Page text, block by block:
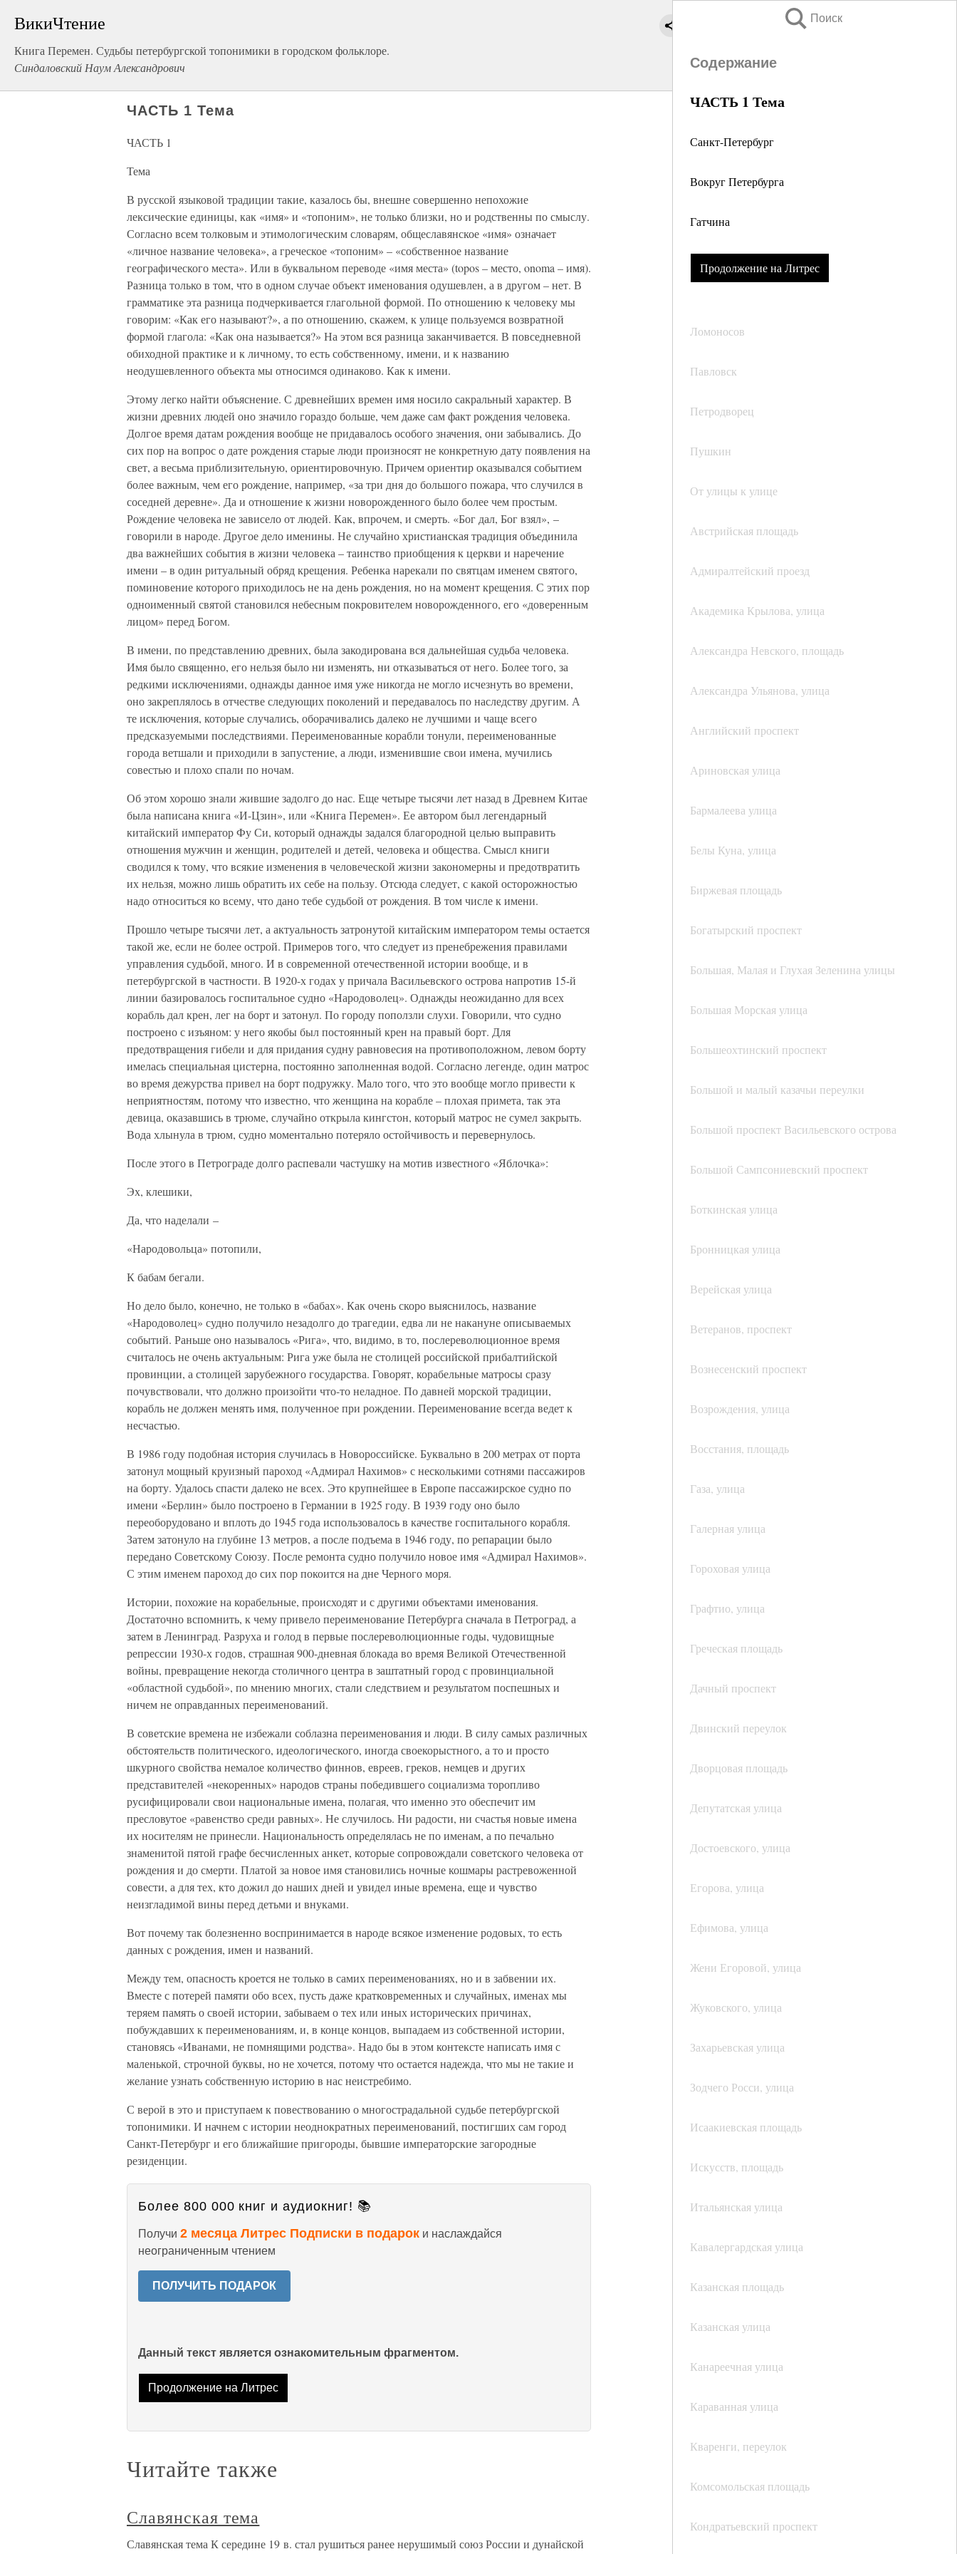
ВикиЧтение
Книга Перемен. Судьбы петербургской топонимики в городском фольклоре.
Синдаловский Наум Александрович
Поиск
Содержание
ЧАСТЬ 1 Тема
Санкт-Петербург
Вокруг Петербурга
Гатчина
Продолжение на Литрес
Ломоносов
Павловск
Петродворец
Пушкин
От улицы к улице
Австрийская площадь
Адмиралтейский проезд
Академика Крылова, улица
Александра Невского, площадь
Александра Ульянова, улица
Английский проспект
Ариновская улица
Бармалеева улица
Белы Куна, улица
Биржевая площадь
Богатырский проспект
Большая, Малая и Глухая Зеленина улицы
Большая Морская улица
Большеохтинский проспект
Большой и малый казачьи переулки
Большой проспект Васильевского острова
Большой Сампсониевский проспект
Боткинская улица
Бронницкая улица
Верейская улица
Ветеранов, проспект
Вознесенский проспект
Возрождения, улица
Восстания, площадь
Газа, улица
Галерная улица
Гороховая улица
Графтио, улица
Греческая площадь
Дачный проспект
Двинский переулок
Дворцовая площадь
Депутатская улица
Достоевского, улица
Егорова, улица
Ефимова, улица
Жени Егоровой, улица
Жуковского, улица
Захарьевская улица
Зодчего Росси, улица
Исаакиевская площадь
Искусств, площадь
Итальянская улица
Кавалергардская улица
Казанская площадь
Казанская улица
Канареечная улица
Караванная улица
Кваренги, переулок
Комсомольская площадь
Кондратьевский проспект
ЧАСТЬ 1 Тема
ЧАСТЬ 1
Тема
В русской языковой традиции такие, казалось бы, внешне совершенно непохожие
лексические единицы, как «имя» и «топоним», не только близки, но и родственны по смыслу.
Согласно всем толковым и этимологическим словарям, общеславянское «имя» означает
«личное название человека», а греческое «топоним» – «собственное название
географического места». Или в буквальном переводе «имя места» (topos – место, onoma – имя).
Разница только в том, что в одном случае объект именования одушевлен, а в другом – нет. В
грамматике эта разница подчеркивается глагольной формой. По отношению к человеку мы
говорим: «Как его называют?», а по отношению, скажем, к улице пользуемся возвратной
формой глагола: «Как она называется?» На этом вся разница заканчивается. В повседневной
обиходной практике и к личному, то есть собственному, имени, и к названию
неодушевленного объекта мы относимся одинаково. Как к имени.
Этому легко найти объяснение. С древнейших времен имя носило сакральный характер. В
жизни древних людей оно значило гораздо больше, чем даже сам факт рождения человека.
Долгое время датам рождения вообще не придавалось особого значения, они забывались. До
сих пор на вопрос о дате рождения старые люди произносят не конкретную дату появления на
свет, а весьма приблизительную, ориентировочную. Причем ориентир оказывался событием
более важным, чем его рождение, например, «за три дня до большого пожара, что случился в
соседней деревне». Да и отношение к жизни новорожденного было более чем простым.
Рождение человека не зависело от людей. Как, впрочем, и смерть. «Бог дал, Бог взял», –
говорили в народе. Другое дело именины. Не случайно христианская традиция объединила
два важнейших события в жизни человека – таинство приобщения к церкви и наречение
имени – в один ритуальный обряд крещения. Ребенка нарекали по святцам именем святого,
поминовение которого приходилось не на день рождения, но на момент крещения. С этих пор
одноименный святой становился небесным покровителем новорожденного, его «доверенным
лицом» перед Богом.
В имени, по представлению древних, была закодирована вся дальнейшая судьба человека.
Имя было священно, его нельзя было ни изменять, ни отказываться от него. Более того, за
редкими исключениями, однажды данное имя уже никогда не могло исчезнуть во времени,
оно закреплялось в отчестве следующих поколений и передавалось по наследству другим. А
те исключения, которые случались, оборачивались далеко не лучшими и чаще всего
предсказуемыми последствиями. Переименованные корабли тонули, переименованные
города ветшали и приходили в запустение, а люди, изменившие свои имена, мучились
совестью и плохо спали по ночам.
Об этом хорошо знали жившие задолго до нас. Еще четыре тысячи лет назад в Древнем Китае
была написана книга «И-Цзин», или «Книга Перемен». Ее автором был легендарный
китайский император Фу Си, который однажды задался благородной целью выправить
отношения мужчин и женщин, родителей и детей, человека и общества. Смысл книги
сводился к тому, что всякие изменения в человеческой жизни закономерны и предотвратить
их нельзя, можно лишь обратить их себе на пользу. Отсюда следует, с какой осторожностью
надо относиться ко всему, что дано тебе судьбой от рождения. В том числе к имени.
Прошло четыре тысячи лет, а актуальность затронутой китайским императором темы остается
такой же, если не более острой. Примеров того, что следует из пренебрежения правилами
управления судьбой, много. И в современной отечественной истории вообще, и в
петербургской в частности. В 1920-х годах у причала Васильевского острова напротив 15-й
линии базировалось госпитальное судно «Народоволец». Однажды неожиданно для всех
корабль дал крен, лег на борт и затонул. По городу поползли слухи. Говорили, что судно
построено с изъяном: у него якобы был постоянный крен на правый борт. Для
предотвращения гибели и для придания судну равновесия на противоположном, левом борту
имелась специальная цистерна, постоянно заполненная водой. Согласно легенде, один матрос
во время дежурства привел на борт подружку. Мало того, что это вообще могло привести к
неприятностям, потому что известно, что женщина на корабле – плохая примета, так эта
девица, оказавшись в трюме, случайно открыла кингстон, который матрос не сумел закрыть.
Вода хлынула в трюм, судно моментально потеряло остойчивость и перевернулось.
После этого в Петрограде долго распевали частушку на мотив известного «Яблочка»:
Эх, клешики,
Да, что наделали –
«Народовольца» потопили,
К бабам бегали.
Но дело было, конечно, не только в «бабах». Как очень скоро выяснилось, название
«Народоволец» судно получило незадолго до трагедии, едва ли не накануне описываемых
событий. Раньше оно называлось «Рига», что, видимо, в то, послереволюционное время
считалось не очень актуальным: Рига уже была не столицей российской прибалтийской
провинции, а столицей зарубежного государства. Говорят, корабельные матросы сразу
почувствовали, что должно произойти что-то неладное. По давней морской традиции,
корабль не должен менять имя, полученное при рождении. Переименование всегда ведет к
несчастью.
В 1986 году подобная история случилась в Новороссийске. Буквально в 200 метрах от порта
затонул мощный круизный пароход «Адмирал Нахимов» с несколькими сотнями пассажиров
на борту. Удалось спасти далеко не всех. Это крупнейшее в Европе пассажирское судно по
имени «Берлин» было построено в Германии в 1925 году. В 1939 году оно было
переоборудовано и вплоть до 1945 года использовалось в качестве госпитального корабля.
Затем затонуло на глубине 13 метров, а после подъема в 1946 году, по репарации было
передано Советскому Союзу. После ремонта судно получило новое имя «Адмирал Нахимов».
С этим именем пароход до сих пор покоится на дне Черного моря.
Истории, похожие на корабельные, происходят и с другими объектами именования.
Достаточно вспомнить, к чему привело переименование Петербурга сначала в Петроград, а
затем в Ленинград. Разруха и голод в первые послереволюционные годы, чудовищные
репрессии 1930-х годов, страшная 900-дневная блокада во время Великой Отечественной
войны, превращение некогда столичного центра в заштатный город с провинциальной
«областной судьбой», по мнению многих, стали следствием и результатом поспешных и
ничем не оправданных переименований.
В советские времена не избежали соблазна переименования и люди. В силу самых различных
обстоятельств политического, идеологического, иногда своекорыстного, а то и просто
шкурного свойства немалое количество финнов, евреев, греков, немцев и других
представителей «некоренных» народов страны победившего социализма торопливо
русифицировали свои национальные имена, полагая, что именно это обеспечит им
пресловутое «равенство среди равных». Не случилось. Ни радости, ни счастья новые имена
их носителям не принесли. Национальность определялась не по именам, а по печально
знаменитой пятой графе бесчисленных анкет, которые сопровождали советского человека от
рождения и до смерти. Платой за новое имя становились ночные кошмары растревоженной
совести, а для тех, кто дожил до наших дней и увидел иные времена, еще и чувство
неизгладимой вины перед детьми и внуками.
Вот почему так болезненно воспринимается в народе всякое изменение родовых, то есть
данных с рождения, имен и названий.
Между тем, опасность кроется не только в самих переименованиях, но и в забвении их.
Вместе с потерей памяти обо всех, пусть даже кратковременных и случайных, именах мы
теряем память о своей истории, забываем о тех или иных исторических причинах,
побуждавших к переименованиям, и, в конце концов, выпадаем из собственной истории,
становясь «Иванами, не помнящими родства». Надо бы в этом контексте написать имя с
маленькой, строчной буквы, но не хочется, потому что остается надежда, что мы не такие и
желание узнать собственную историю в нас неистребимо.
С верой в это и приступаем к повествованию о многострадальной судьбе петербургской
топонимики. И начнем с истории неоднократных переименований, постигших сам город
Санкт-Петербург и его ближайшие пригороды, бывшие императорские загородные
резиденции.
Более 800 000 книг и аудиокниг! 📚
Получи 2 месяца Литрес Подписки в подарок и наслаждайся
неограниченным чтением
ПОЛУЧИТЬ ПОДАРОК
Данный текст является ознакомительным фрагментом.
Продолжение на Литрес
Читайте также
Славянская тема
Славянская тема К середине 19 в. стал рушиться ранее нерушимый союз России и дунайской